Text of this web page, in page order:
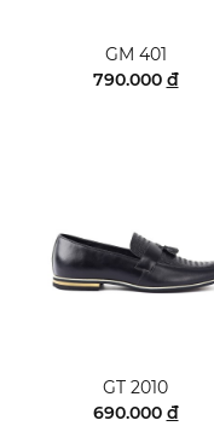
GM 401
790.000 đ
GT 2010
690.000 đ